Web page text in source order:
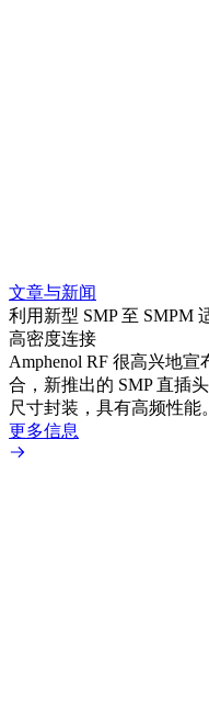
文章与新闻
利用新型 SMP 至 SMPM
高密度连接
Amphenol RF 很高兴地
合，新推出的 SMP 直插
尺寸封装，具有高频性能。
更多信息